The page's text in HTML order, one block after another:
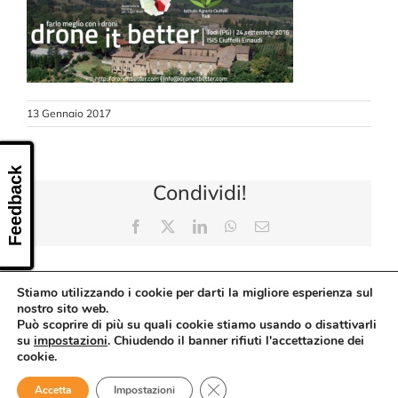
CONTATTI
13 Gennaio 2017
Condividi!
Facebook LinkedInWhatsApp
Email
Stiamo utilizzando i cookie per darti la migliore esperienza sul
nostro sito web.
Può scoprire di più su quali cookie stiamo usando o disattivarli
su impostazioni. Chiudendo il banner rifiuti l'accettazione dei
cookie.
Accetta Impostazioni Close GDPR Cookie Banner
Feedback